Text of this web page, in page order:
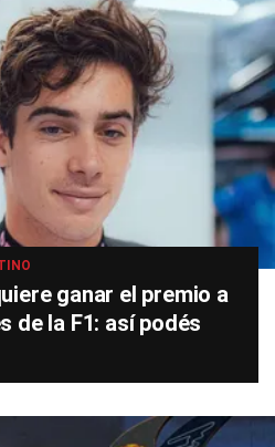
ganar el premio a
de la F1: así podés